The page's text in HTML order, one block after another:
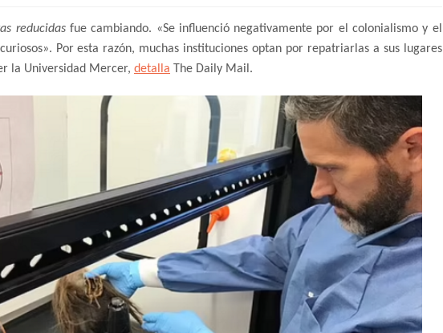
reducidasfue cambiando. «Se influenció negativamente por el colonialismo y el
Por esta razón, muchas instituciones optan por repatriarlas a sus lugares
la Universidad Mercer, detalla The Daily Mail.